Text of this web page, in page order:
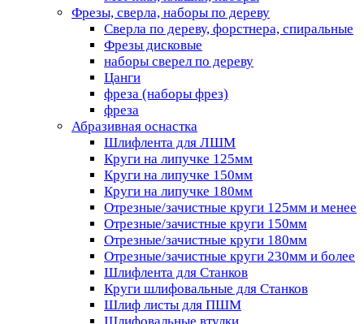
Фрезы, сверла, наборы по дереву
Сверла по дереву, форстнера, спиральные
Фрезы дисковые
наборы сверел по дереву
Цанги
фреза (наборы фрез)
фреза
Абразивная оснастка
Шлифлента для ЛШМ
Круги на липучке 125мм
Круги на липучке 150мм
Круги на липучке 180мм
Отрезные/зачистные круги 125мм и менее
Отрезные/зачистные круги 150мм
Отрезные/зачистные круги 180мм
Отрезные/зачистные круги 230мм и более
Шлифлента для Станков
Круги шлифовальные для Станков
Шлиф листы для ПШМ